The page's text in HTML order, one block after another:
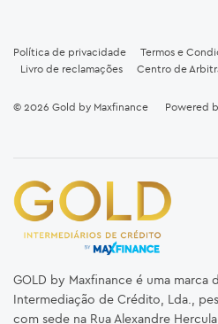
Política de privacidade Termos e
Livro de reclamações
Centro de
© 2026 Gold by Maxfinance Powered
GOLD by Maxfinance é uma marca
Intermediação de Crédito, Lda.,
com sede na Rua Alexandre